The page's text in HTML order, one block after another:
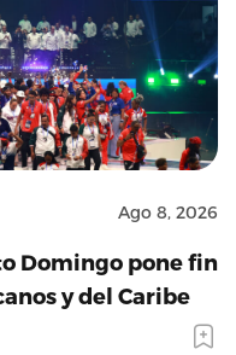
Ago 8, 2026
Domingo pone fin
y del Caribe